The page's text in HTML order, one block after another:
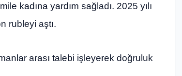
kadına yardım sağladı. 2025 yılı
rubleyi aştı.
arası talebi işleyerek doğruluk